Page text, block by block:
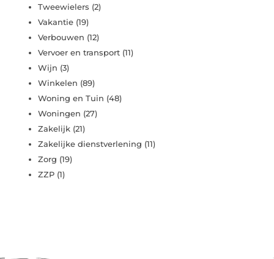
Tweewielers (2)
Vakantie (19)
Verbouwen (12)
Vervoer en transport (11)
Wijn (3)
Winkelen (89)
Woning en Tuin (48)
Woningen (27)
Zakelijk (21)
Zakelijke dienstverlening (11)
Zorg (19)
ZZP (1)